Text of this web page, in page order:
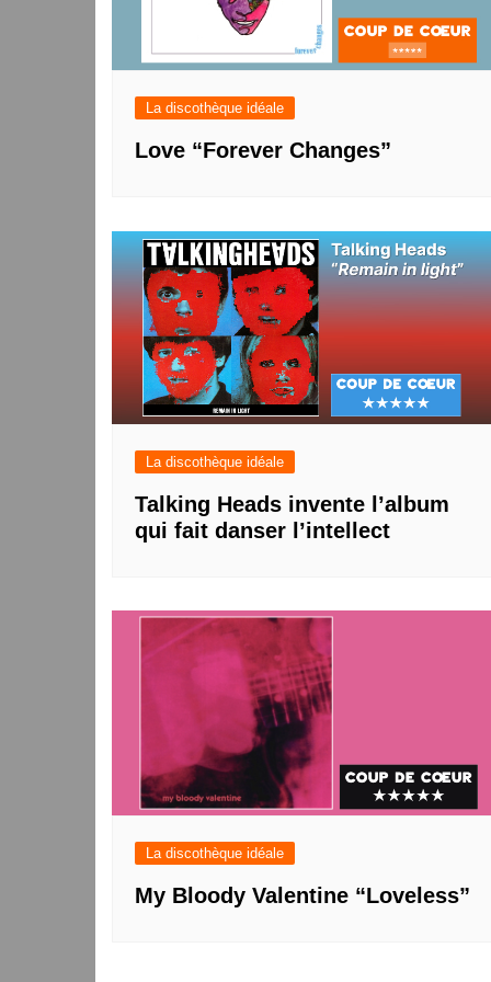
La discothèque idéale
Love “Forever Changes”
La discothèque idéale
Talking Heads invente l’album
qui fait danser l’intellect
La discothèque idéale
My Bloody Valentine “Loveless”